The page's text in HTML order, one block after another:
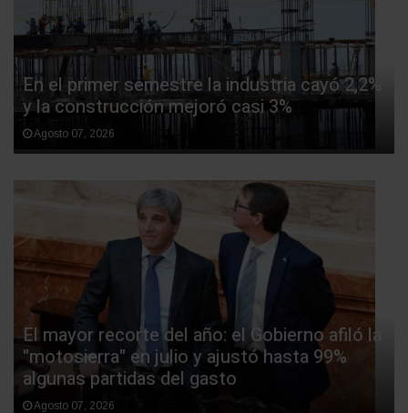
En el primer semestre la industria cayó 2,2%
y la construcción mejoró casi 3%
Agosto 07, 2026
El mayor recorte del año: el Gobierno afiló la
"motosierra" en julio y ajustó hasta 99%
algunas partidas del gasto
Agosto 07, 2026